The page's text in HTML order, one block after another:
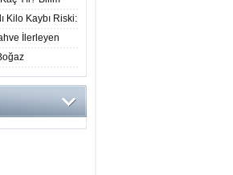
Modeli
Kilo Kaybı Riski:
İlerleyen
Koruyor
Bozabiliyor